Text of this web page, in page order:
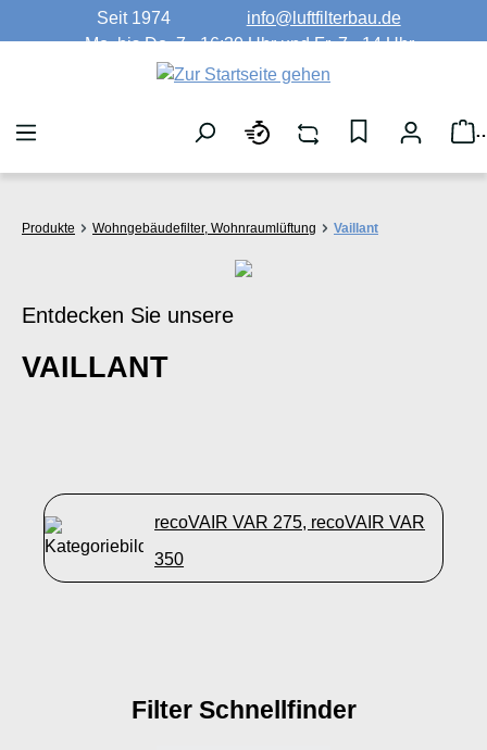
Zum Hauptinhalt springen
Seit 1974
info@luftfilterbau.de
Mo. bis Do. 7 - 16:30 Uhr und Fr. 7 - 14 Uhr
Produkte Wohngebäudefilter, Wohnraumlüftung Vaillant
Entdecken Sie unsere
VAILLANT
recoVAIR VAR 275, recoVAIR VAR
350
Filter Schnellfinder